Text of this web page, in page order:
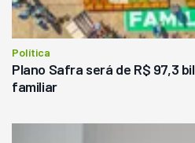
Política
Plano Safra será de R$ 97,3
familiar